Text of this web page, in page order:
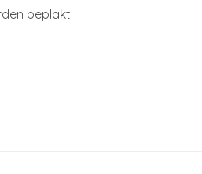
beplakt